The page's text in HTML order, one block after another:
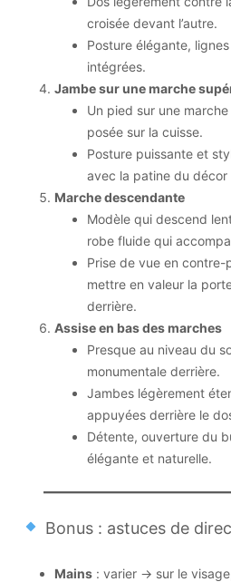
croisée devant l’autre.
Posture élégante,
intégrées.
Jambe sur une marche
Un pied sur une
posée sur la cuisse.
Posture puissante et
avec la patine du décor
Marche descendante
Modèle qui descend
robe fluide qui
Prise de vue en
mettre en valeur la
derrière.
Assise en bas des marches
Presque au niveau du
monumentale derrière.
Jambes légèrement
appuyées derrière le
Détente, ouverture du
élégante et naturelle.
Bonus : astuces de
Mains : varier → sur le